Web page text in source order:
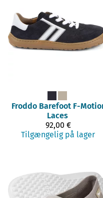
Froddo Barefoot F-
Laces
92,00 €
Tilgængelig på lager
Produkterne‪»